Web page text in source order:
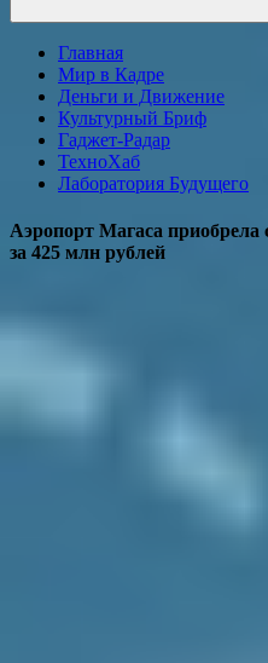
Главная
Мир в Кадре
Деньги и Движение
Культурный Бриф
Гаджет-Радар
ТехноХаб
Лаборатория Будущего
Аэропорт Магаса
за 425 млн рублей